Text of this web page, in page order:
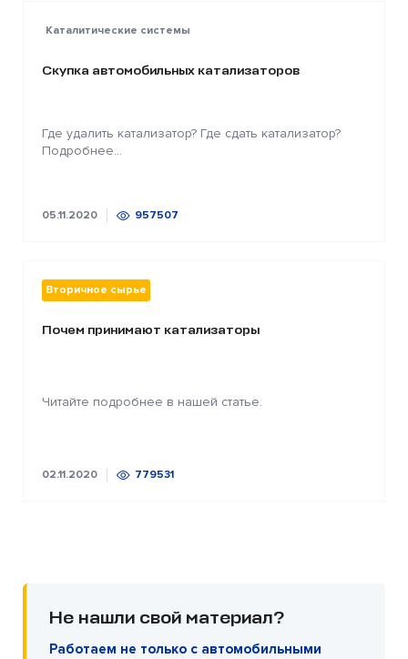
Каталитические системы
Скупка автомобильных катализаторов
Где удалить катализатор? Где сдать катализатор?
Подробнее...
05.11.2020 957507
Вторичное сырье
Почем принимают катализаторы
Читайте подробнее в нашей статье.
02.11.2020 779531
Не нашли свой материал?
Работаем не только с автомобильными